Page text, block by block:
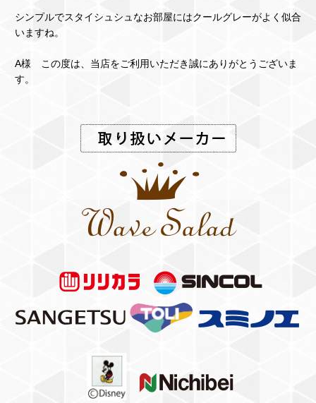
シンプルでスタイシュシュなお部屋にはクールグレーがよく似合
いますね。
A様 この度は、当店をご利用いただき誠にありがとうございま
す。